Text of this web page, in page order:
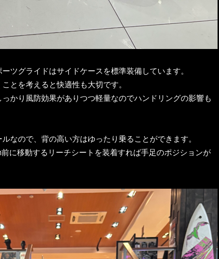
ツグライドはサイドケースを標準装備しています。
とを考えると快適性も大切です。
かり風防効果がありつつ軽量なのでハンドリングの影響も
なので、背の高い方はゆったり乗ることができます。
に移動するリーチシートを装着すれば手足のポジションが